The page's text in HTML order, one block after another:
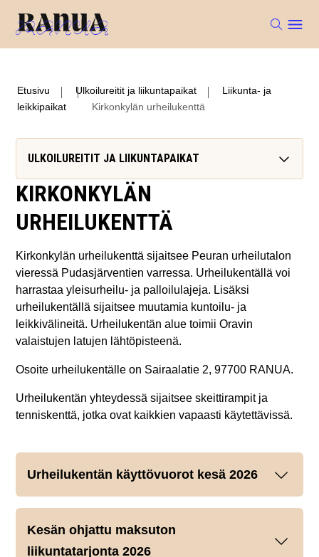
Etusivu Ulkoilureitit ja liikuntapaikat
Liikunta- ja
leikkipaikat
Kirkonkylän urheilukenttä
ULKOILUREITIT JA LIIKUNTAPAIKAT
KIRKONKYLÄN
URHEILUKENTTÄ
Kirkonkylän urheilukenttä sijaitsee Peuran urheilutalon
vieressä Pudasjärventien varressa. Urheilukentällä voi
harrastaa yleisurheilu- ja palloilulajeja. Lisäksi
urheilukentällä sijaitsee muutamia kuntoilu- ja
leikkivälineitä. Urheilukentän alue toimii Oravin
valaistujen latujen lähtöpisteenä.
Osoite urheilukentälle on Sairaalatie 2, 97700 RANUA.
Urheilukentän yhteydessä sijaitsee skeittirampit ja
tenniskenttä, jotka ovat kaikkien vapaasti käytettävissä.
Urheilukentän käyttövuorot kesä 2026
Kesän ohjattu maksuton
liikuntatarjonta 2026